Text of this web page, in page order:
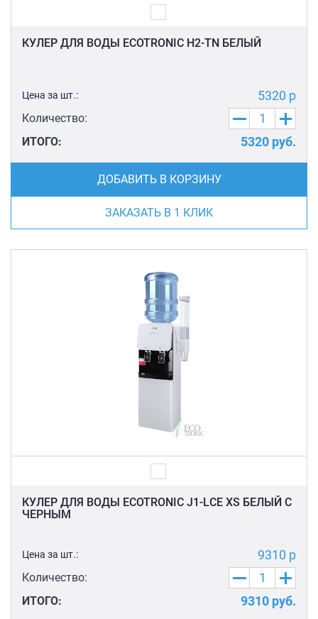
КУЛЕР ДЛЯ ВОДЫ ECOTRONIC H2-TN БЕЛЫЙ
Цена за шт.: 5320 р
Количество:
ИТОГО:
5320 руб.
ДОБАВИТЬ В КОРЗИНУ
ЗАКАЗАТЬ В 1 КЛИК
КУЛЕР ДЛЯ ВОДЫ ECOTRONIC J1-LCE XS БЕЛЫЙ С
ЧЕРНЫМ
Цена за шт.: 9310 р
Количество:
ИТОГО:
9310 руб.